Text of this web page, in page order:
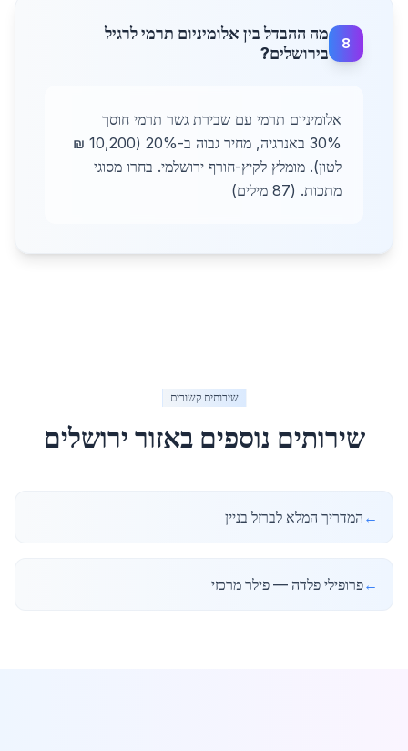
8
מה ההבדל בין אלומיניום תרמי לרגיל
בירושלים?
אלומיניום תרמי עם שבירת גשר תרמי חוסך
30% באנרגיה, מחיר גבוה ב-20% (10,200 ₪
לטון). מומלץ לקיץ-חורף ירושלמי. בחרו מסוגי
מתכות. (87 מילים)
שירותים קשורים
שירותים נוספים באזור ירושלים
← המדריך המלא לברזל בניין
←פרופילי פלדה — פילר מרכזי